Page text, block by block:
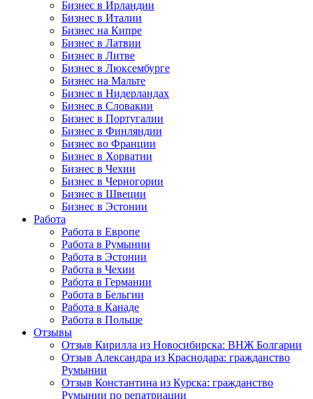
Бизнес в Ирландии
Бизнес в Италии
Бизнес на Кипре
Бизнес в Латвии
Бизнес в Литве
Бизнес в Люксембурге
Бизнес на Мальте
Бизнес в Нидерландах
Бизнес в Словакии
Бизнес в Португалии
Бизнес в Финляндии
Бизнес во Франции
Бизнес в Хорватии
Бизнес в Чехии
Бизнес в Черногории
Бизнес в Швеции
Бизнес в Эстонии
Работа
Работа в Европе
Работа в Румынии
Работа в Эстонии
Работа в Чехии
Работа в Германии
Работа в Бельгии
Работа в Канаде
Работа в Польше
Отзывы
Отзыв Кирилла из Новосибирска: ВНЖ Болгарии
Отзыв Александра из Краснодара: гражданство
Румынии
Отзыв Константина из Курска: гражданство
Румынии по репатриации